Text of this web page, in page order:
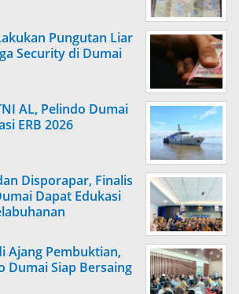
Pungutan Liar
Security di Dumai
AL, Pelindo Dumai
ERB 2026
Disporapar, Finalis
Dapat Edukasi
Ajang Pembuktian,
Dumai Siap Bersaing